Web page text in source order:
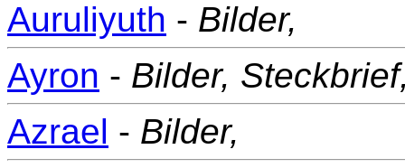
Auruliyuth - Bilder,
Ayron - Bilder,
Azrael - Bilder,